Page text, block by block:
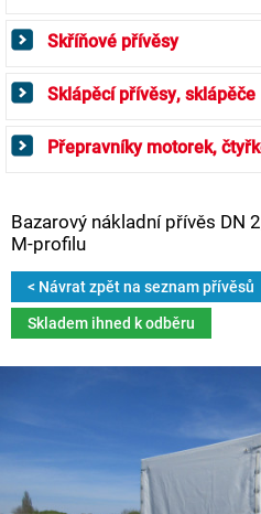
Skříňové přívěsy
Sklápěcí přívěsy, sklápěče
Přepravníky motorek,
Bazarový nákladní přívěs DN
M-profilu
< Návrat zpět na seznam přívěsů
Skladem ihned k odběru